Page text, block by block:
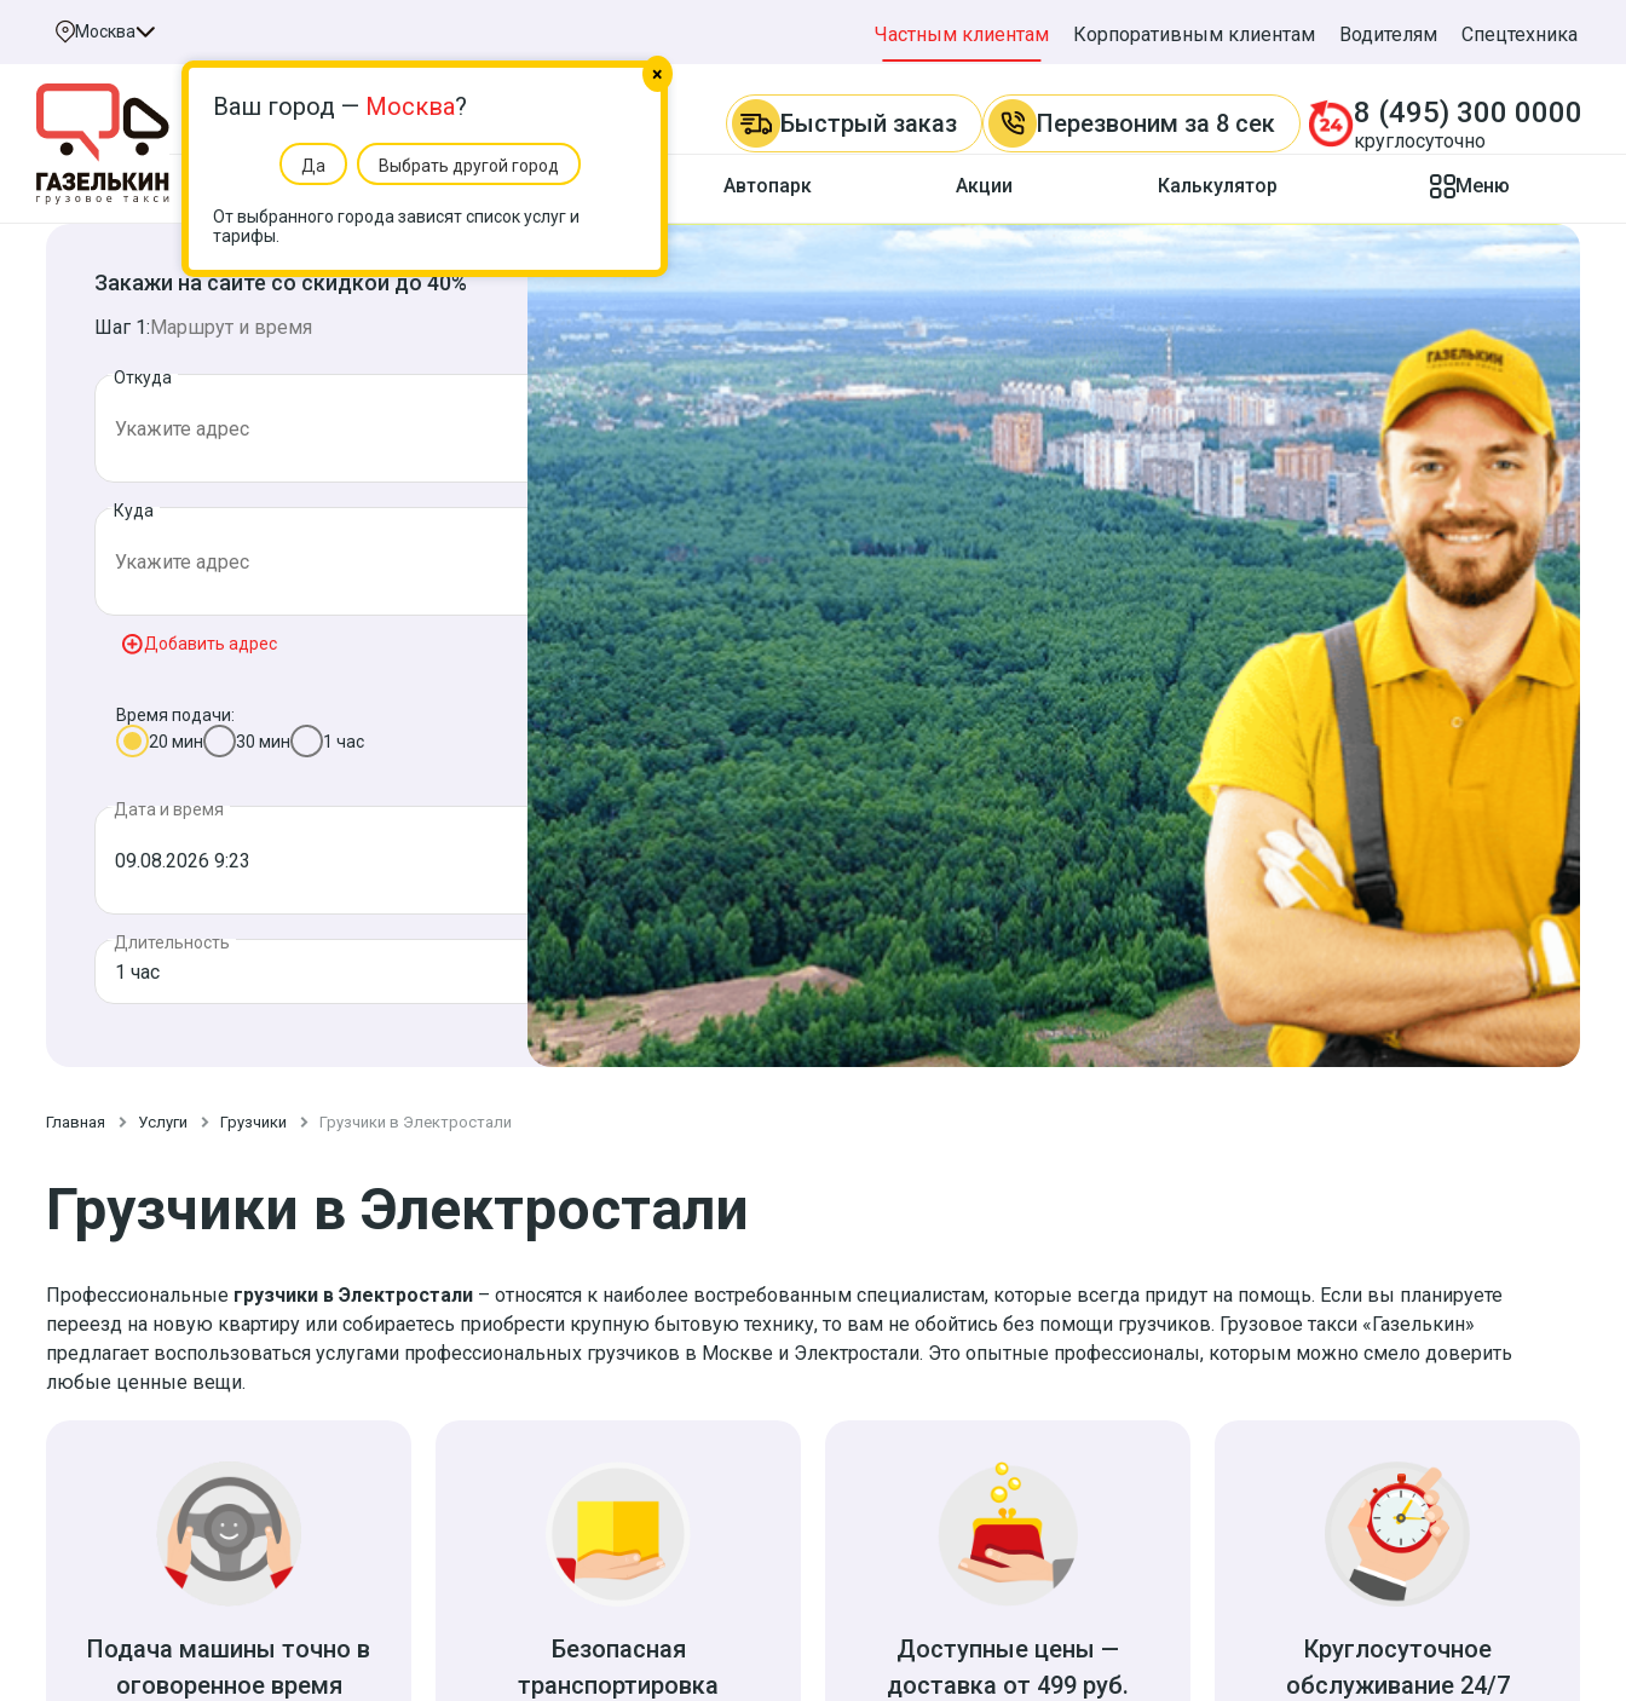
×
Ваш город — Москва?
Да Выбрать другой город
От выбранного города зависят список услуг и
тарифы.
Москва Частным клиентам Корпоративным клиентам Водителям Спецтехника
Быстрый заказ Перезвоним за 8 сек 8 (495) 300 0000
круглосуточно
Услуги
Цены Автопарк Акции Калькулятор Меню
Закажи на сайте со скидкой до 40%
Шаг 1:Маршрут и время
Откуда
Куда
Добавить адрес
Время подачи:
20 мин
30 мин 1 час
Дата и время
Длительность
1 час
Главная  Услуги  Грузчики  Грузчики в Электростали
Грузчики в Электростали
Профессиональные грузчики в Электростали – относятся к наиболее востребованным специалистам, которые всегда придут на помощь. Если вы планируете
переезд на новую квартиру или собираетесь приобрести крупную бытовую технику, то вам не обойтись без помощи грузчиков. Грузовое такси «Газелькин»
предлагает воспользоваться услугами профессиональных грузчиков в Москве и Электростали. Это опытные профессионалы, которым можно смело доверить
любые ценные вещи.
Подача машины точно в
оговоренное время
Безопасная
транспортировка
Доступные цены —
доставка от 499 руб.
Круглосуточное
обслуживание 24/7